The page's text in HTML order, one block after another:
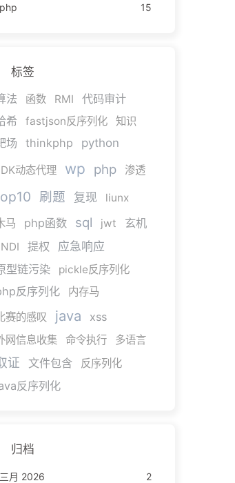
php
15
标签
法
函数 RMI
代码审计
希
fastjson反序列化 知识
场 thinkphp python
动态代理 wp php 渗透
刷题 复现
liunx
马
php函数 sql jwt 玄机
提权
应急响应
型链污染
pickle反序列化
反序列化
内存马
赛的感叹
java xss
网信息收集 命令执行 多语言
证 文件包含 反序列化
反序列化
归档
三月 2026
2